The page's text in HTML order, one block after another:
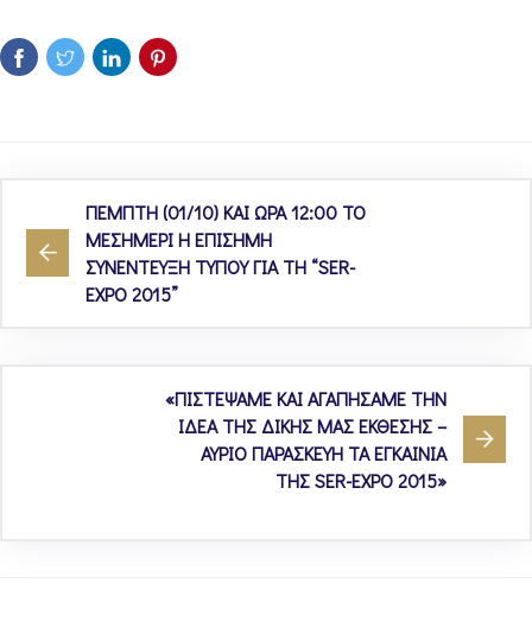
ΠΕΜΠΤΗ (01/10) ΚΑΙ ΩΡΑ 12:00 ΤΟ
ΜΕΣΗΜΕΡΙ Η ΕΠΙΣΗΜΗ
ΣΥΝΕΝΤΕΥΞΗ ΤΥΠΟΥ ΓΙΑ ΤΗ “SER-
EXPO 2015”
«ΠΙΣΤΕΨΑΜΕ ΚΑΙ ΑΓΑΠΗΣΑΜΕ ΤΗΝ
ΙΔΕΑ ΤΗΣ ΔΙΚΗΣ ΜΑΣ ΕΚΘΕΣΗΣ –
ΑΥΡΙΟ ΠΑΡΑΣΚΕΥΗ ΤΑ ΕΓΚΑΙΝΙΑ
ΤΗΣ SER-EXPO 2015»